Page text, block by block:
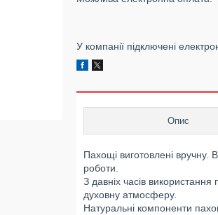
У компанії підключені
Опис
Пахощі виготовлені вручну.
роботи.
З давніх часів
духовну атмосферу.
Натуральні компоненти